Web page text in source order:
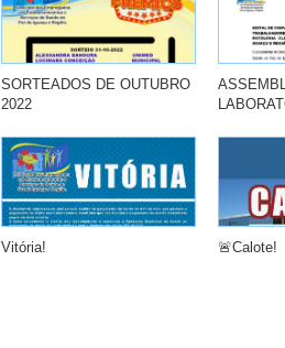
SORTEADOS DE OUTUBRO
2022
Vitória! 🚨Calote!